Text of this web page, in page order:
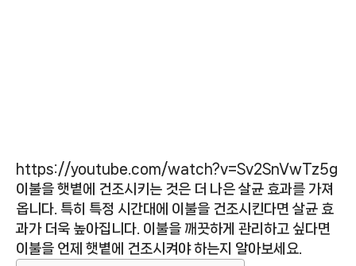
https://youtube.com/watch?v=Sv2SnVwTz5g
이불을 햇볕에 건조시키는 것은 더 나은 살균 효과를 가져
옵니다. 특히 특정 시간대에 이불을 건조시킨다면 살균 효
과가 더욱 높아집니다. 이불을 깨끗하게 관리하고 싶다면
이불을 언제 햇볕에 건조시켜야 하는지 알아보세요.